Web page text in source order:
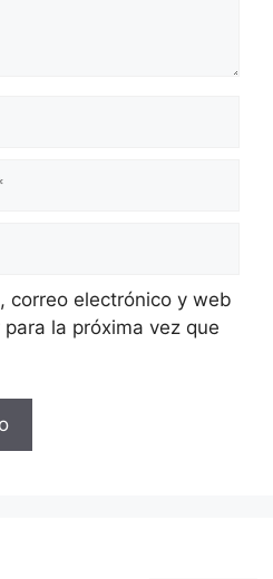
correo electrónico y web
la próxima vez que